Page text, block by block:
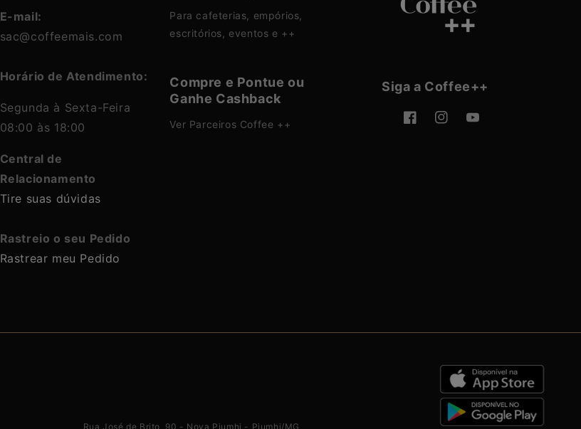
E-mail:
sac@coffeemais.com
Horário de Atendimento:
Segunda à Sexta-Feira
08:00 às 18:00
Central de
Relacionamento
Tire suas dúvidas
Rastreio o seu Pedido
Rastrear meu Pedido
Para cafeterias, empórios,
escritórios, eventos e ++
Compre e Pontue ou
Ganhe Cashback
Ver Parceiros Coffee ++
Siga a Coffee++
FacebookInstagramYouTube
Rua José de Brito, 90 - Nova Piumhi - Piumhi/MG